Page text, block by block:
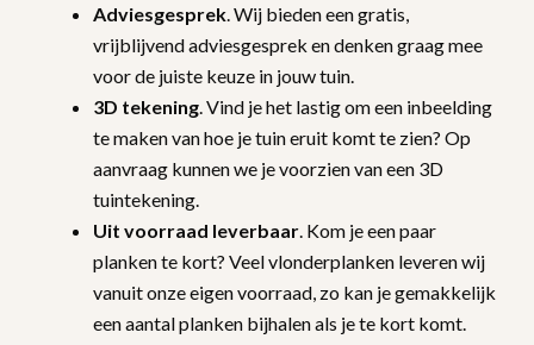
Adviesgesprek . Wij bieden een gratis,
vrijblijvend adviesgesprek en denken graag mee
voor de juiste keuze in jouw tuin.
3D tekening . Vind je het lastig om een inbeelding
te maken van hoe je tuin eruit komt te zien? Op
aanvraag kunnen we je voorzien van een 3D
tuintekening.
Uit voorraad leverbaar . Kom je een paar
planken te kort? Veel vlonderplanken leveren wij
vanuit onze eigen voorraad, zo kan je gemakkelijk
een aantal planken bijhalen als je te kort komt.